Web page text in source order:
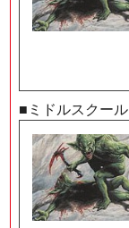
■ミドルスクール